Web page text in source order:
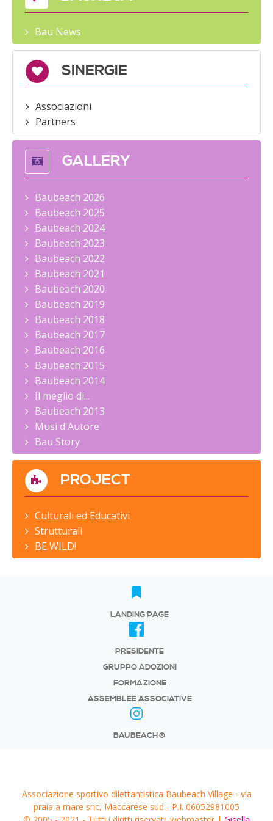
Bau News
SINERGIE
Associazioni
Partners
GALLERY
Baubeach 2026
Baubeach 2025
Baubeach 2024
Baubeach 2023
Baubeach 2022
Baubeach 2021
Baubeach 2020
Baubeach 2019
Baubeach 2018
Baubeach 2017
Baubeach 2016
Baubeach 2015
Baubeach 2014
Il meglio di...
Baubeach 2013
Musi d'Autore
Bau Story
PROJECT
Culturali ed Educativi
Strutturali
BE WILD!
LANDING PAGE
PRESIDENTE
GRUPPO ADOZIONI
FORMAZIONE
ASSEMBLEE ASSOCIATIVE
BAUBEACH®
Associazione sportivo dilettantistica Baubeach Village - via
praia a mare snc, Maccarese sud - P.I. 06052981005